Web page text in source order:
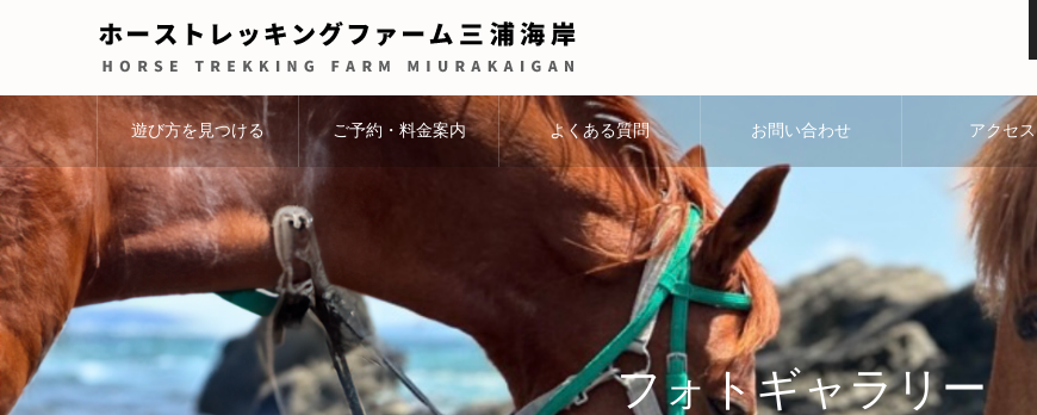
遊び方を見つける ご予約・料金案内 よくある質問 お問い合わせ アクセス
フォトギャラリー